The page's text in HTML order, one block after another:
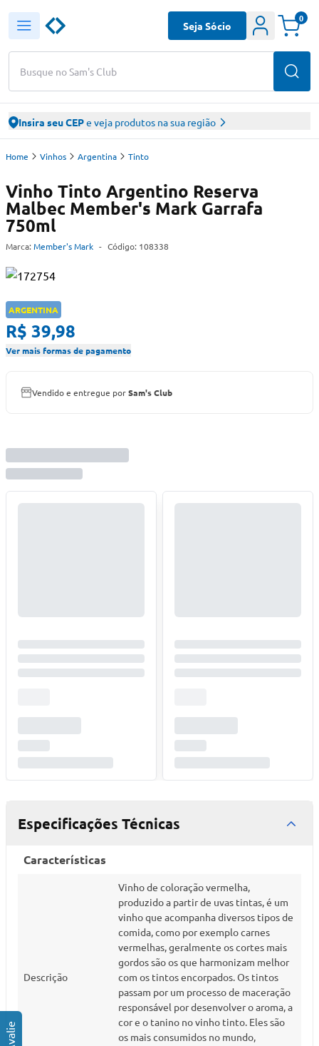
Busque no Sam's Club
Seja Sócio
0
Insira seu CEPe veja produtos na sua região
Home Vinhos Argentina Tinto
Vinho Tinto Argentino Reserva
Malbec Member's Mark Garrafa
750ml
Marca: Member's Mark - Código: 108338
ARGENTINA
R$ 39,98
Ver mais formas de pagamento
Vendido e entregue porSam's Club
Especificações Técnicas
Características
Descrição
Vinho de coloração vermelha,
produzido a partir de uvas tintas, é um
vinho que acompanha diversos tipos de
comida, como por exemplo carnes
vermelhas, geralmente os cortes mais
gordos são os que harmonizam melhor
com os tintos encorpados. Os tintos
passam por um processo de maceração
responsável por desenvolver o aroma, a
cor e o tanino no vinho tinto. Eles são
os mais consumidos no mundo,